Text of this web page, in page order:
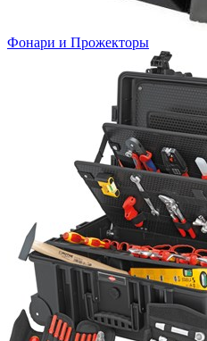
Фонари и Прожекторы